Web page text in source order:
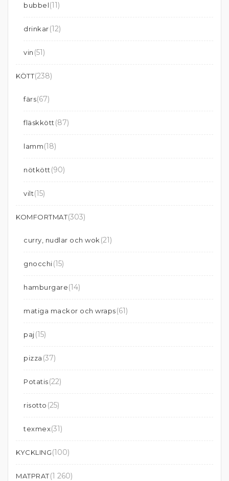
bubbel(11)
drinkar(12)
vin (51)
KÖTT(238)
färs(67)
fläskkött (87)
lamm(18)
nötkött (90)
vilt(15)
KOMFORTMAT(303)
curry, nudlar och wok (21)
gnocchi(15)
hamburgare(14)
matiga mackor och wraps(61)
paj(15)
pizza (37)
Potatis(22)
risotto (25)
texmex(31)
KYCKLING(100)
MATPRAT(1 260)